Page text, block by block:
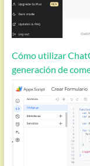
Cómo utilizar
generación de